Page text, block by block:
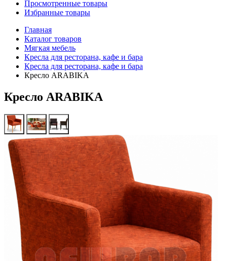
Просмотренные товары
Избранные товары
Главная
Каталог товаров
Мягкая мебель
Кресла для ресторана, кафе и бара
Кресла для ресторана, кафе и бара
Кресло ARABIKA
Кресло ARABIKA